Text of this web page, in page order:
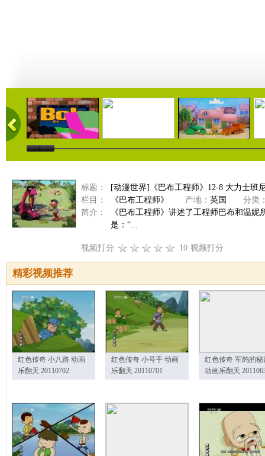
09:03 08:26 08:41
标题：
[动漫世界]《巴布工程师》12-8 大力士班
栏目：
《巴布工程师》 产地： 英国
分类
简介：
《巴布工程师》讲述了工程师巴布和温
是：“...
视频打分 10 视频打分
精彩视频推荐
红色传奇 小八路 动画
乐翻天 20110702
红色传奇 小号手 动画
乐翻天 20110701
红色传奇 军鸽的秘
动画乐翻天